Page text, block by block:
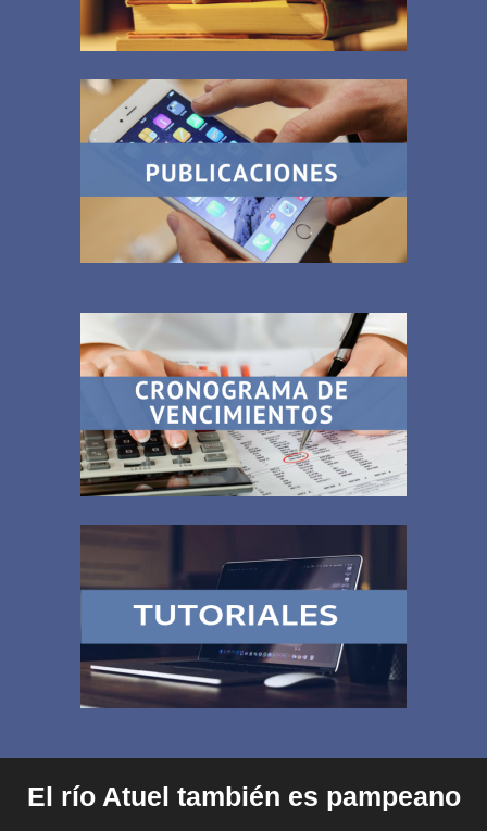
El río Atuel también es pampeano